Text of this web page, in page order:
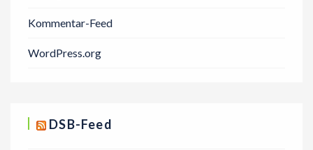
Kommentar-Feed
WordPress.org
DSB-Feed